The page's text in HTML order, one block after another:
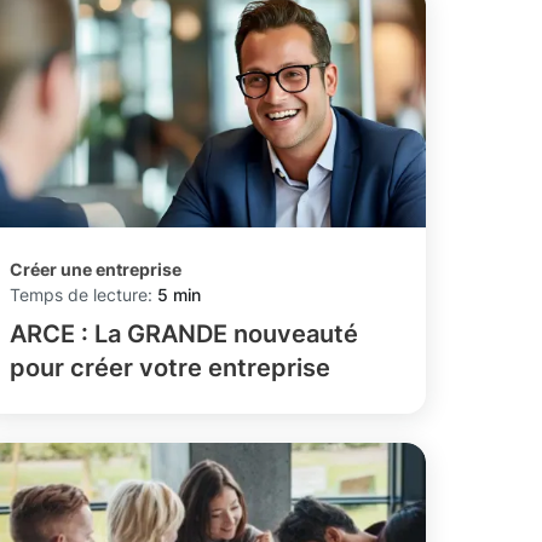
Créer une entreprise
Temps de lecture: 5 min
ARCE : La GRANDE nouveauté
pour créer votre entreprise